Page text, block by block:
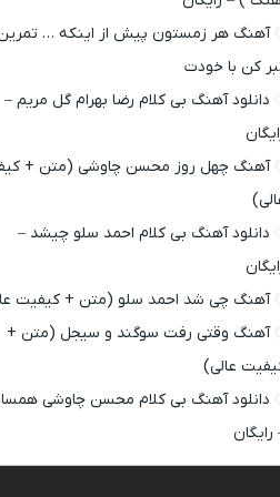
آهنگ هر زمستون پیش از اینکه …
کن با خودت
دانلود آهنگ بی کلام رضا بهرام گل مریم –
آهنگ چهل روز محسن چاوشی (متن +
دانلود آهنگ بی کلام احمد سلو چیشد –
آهنگ چی شد احمد سلو (متن + کیفیت
آهنگ وقتی رفت سوگند و سیجل (متن +
عالی)
دانلود آهنگ بی کلام محسن چاوشی
رایگان